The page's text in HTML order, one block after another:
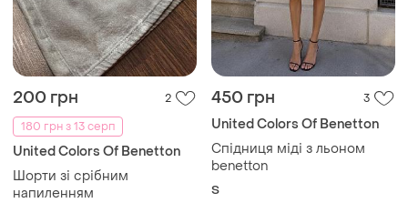
200 грн
2
180 грн з 13 серп
United Colors Of Benetton
Шорти зі срібним
напиленням
450 грн 3
United Colors Of Benetton
Спідниця міді з льоном
benetton
S